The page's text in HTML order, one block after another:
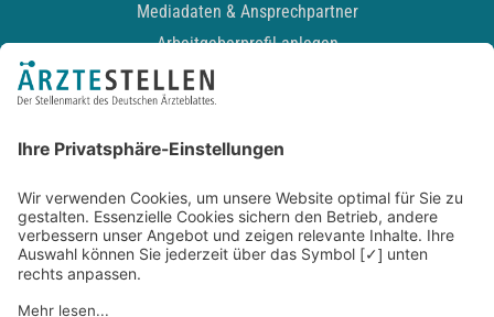
Mediadaten & Ansprechpartner
Arbeitgeberprofil anlegen
Recruiting-Podcast
Kontakt
Datenschutz
Newsletter